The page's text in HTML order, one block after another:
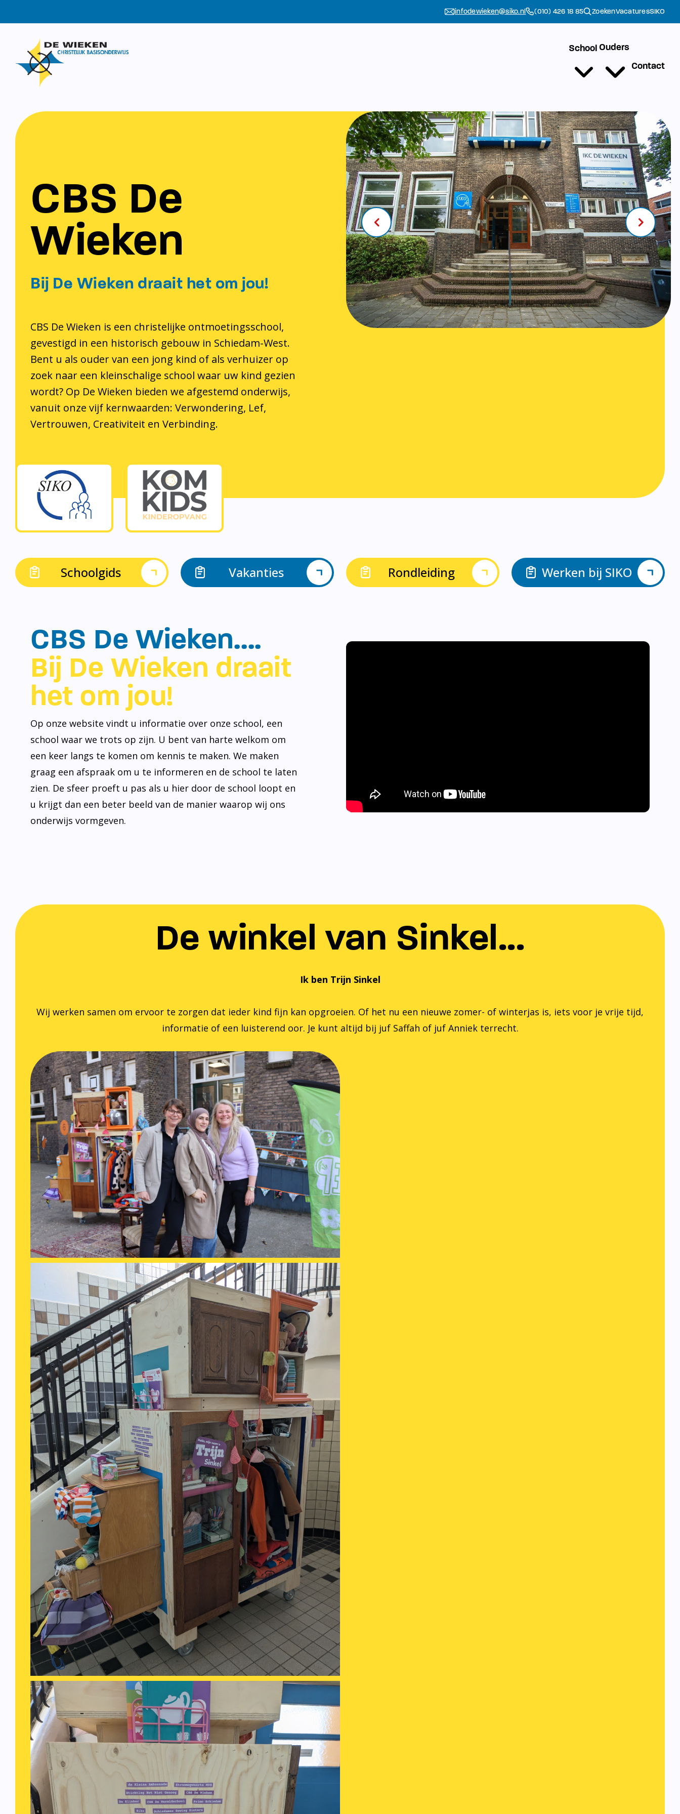
infodewieken@siko.nl (010) 426 18 85 ZoekenVacaturesSIKO
School Ouders
Contact
CBS De
Wieken
Bij De Wieken draait het om jou!
CBS De Wieken is een christelijke ontmoetingsschool,
gevestigd in een historisch gebouw in Schiedam-West.
Bent u als ouder van een jong kind of als verhuizer op
zoek naar een kleinschalige school waar uw kind gezien
wordt? Op De Wieken bieden we afgestemd onderwijs,
vanuit onze vijf kernwaarden: Verwondering, Lef,
Vertrouwen, Creativiteit en Verbinding.
Schoolgids Vakanties Rondleiding Werken bij SIKO
CBS De Wieken….
Bij De Wieken draait
het om jou!
Op onze website vindt u informatie over onze school, een
school waar we trots op zijn. U bent van harte welkom om
een keer langs te komen om kennis te maken. We maken
graag een afspraak om u te informeren en de school te laten
zien. De sfeer proeft u pas als u hier door de school loopt en
u krijgt dan een beter beeld van de manier waarop wij ons
onderwijs vormgeven.
De winkel van Sinkel...
Ik ben Trijn Sinkel
Wij werken samen om ervoor te zorgen dat ieder kind fijn kan opgroeien. Of het nu een nieuwe zomer- of winterjas is, iets voor je vrije tijd,
informatie of een luisterend oor. Je kunt altijd bij juf Saffah of juf Anniek terrecht.